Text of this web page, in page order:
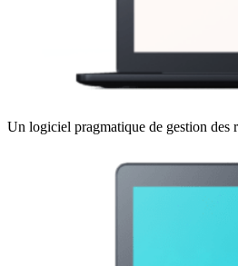
Un logiciel pragmatique de gestion des